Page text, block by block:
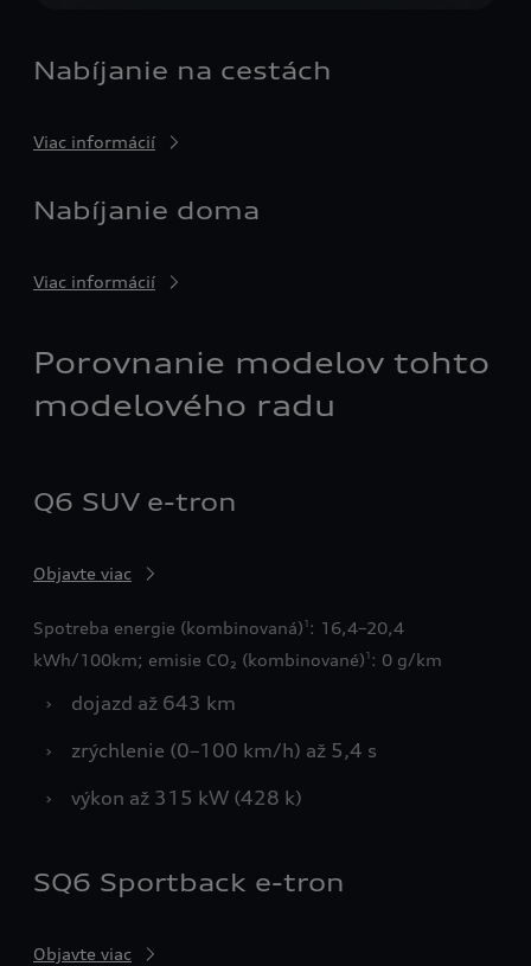
Nabíjanie na cestách
Viac informácií
Nabíjanie doma
Viac informácií
Porovnanie modelov tohto
modelového radu
Q6 SUV e-tron
Objavte viac
Spotreba energie (kombinovaná) 1 : 16,4–20,4
kWh/100km; emisie CO₂ (kombinované) 1 : 0 g/km
›
dojazd až 643 km
›
zrýchlenie (0–100 km/h) až 5,4 s
›
výkon až 315 kW (428 k)
SQ6 Sportback e-tron
Objavte viac